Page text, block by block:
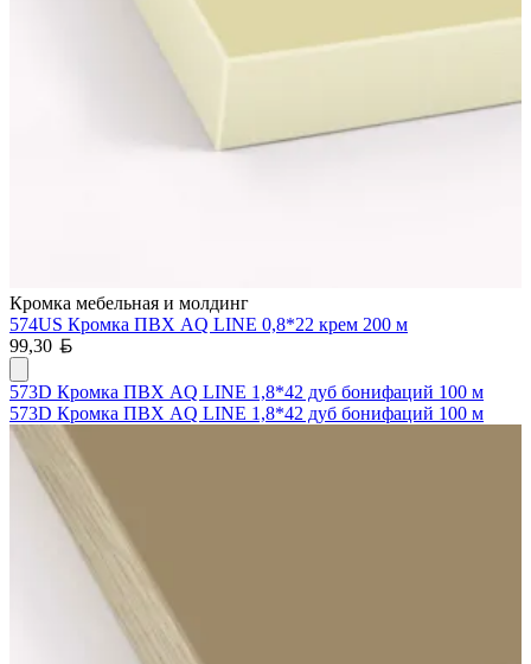
Кромка мебельная и молдинг
574US Кромка ПВХ AQ LINE 0,8*22 крем 200 м
99,30
573D Кромка ПВХ AQ LINE 1,8*42 дуб бонифаций 100 м
573D Кромка ПВХ AQ LINE 1,8*42 дуб бонифаций 100 м